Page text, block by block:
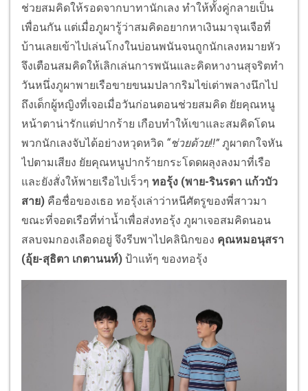
ช่วยสมคิดให้รอดจากบาทานักเลง ทำให้ทั้งคู่กลายเป็น
เพื่อนกัน แต่เมื่อภูผารู้ว่าสมคิดอยากหาเงินมาจุนเจือที่
บ้านเลยเข้าไปเล่นโกงในบ่อนพนันจนถูกนักเลงหมายหัว
จึงเตือนสมคิดให้เลิกเล่นการพนันและคิดหางานสุจริตทำ
วันหนึ่งภูผาพายเรือขายขนมปลากริมไข่เต่าพลางนึกไป
ถึงเด็กผู้หญิงที่เจอเมื่อวันก่อนตอนช่วยสมคิด ยัยคุณหนู
หน้าตาน่ารักแต่ปากร้าย เกือบทำให้เขาและสมคิดโดน
พวกนักเลงจับได้อย่างหวุดหวิด “ช่วยด้วย!!” ภูผาตกใจหัน
ไปตามเสียง ยัยคุณหนูปากร้ายกระโดดผลุงลงมาที่เรือ
และยังสั่งให้พายเรือไปเร็วๆ ทอรุ้ง (พาย-รินรดา แก้วบัว
สาย) คือชื่อของเธอ ทอรุ้งเล่าว่าหนีศัตรูของพี่สาวมา
ขณะที่จอดเรือที่ท่าน้ำเพื่อส่งทอรุ้ง ภูผาเจอสมคิดนอน
สลบจมกองเลือดอยู่ จึงรีบพาไปคลินิกของ คุณหมอนุสรา
(อุ้ย-สุธิตา เกตานนท์) ป้าแท้ๆ ของทอรุ้ง